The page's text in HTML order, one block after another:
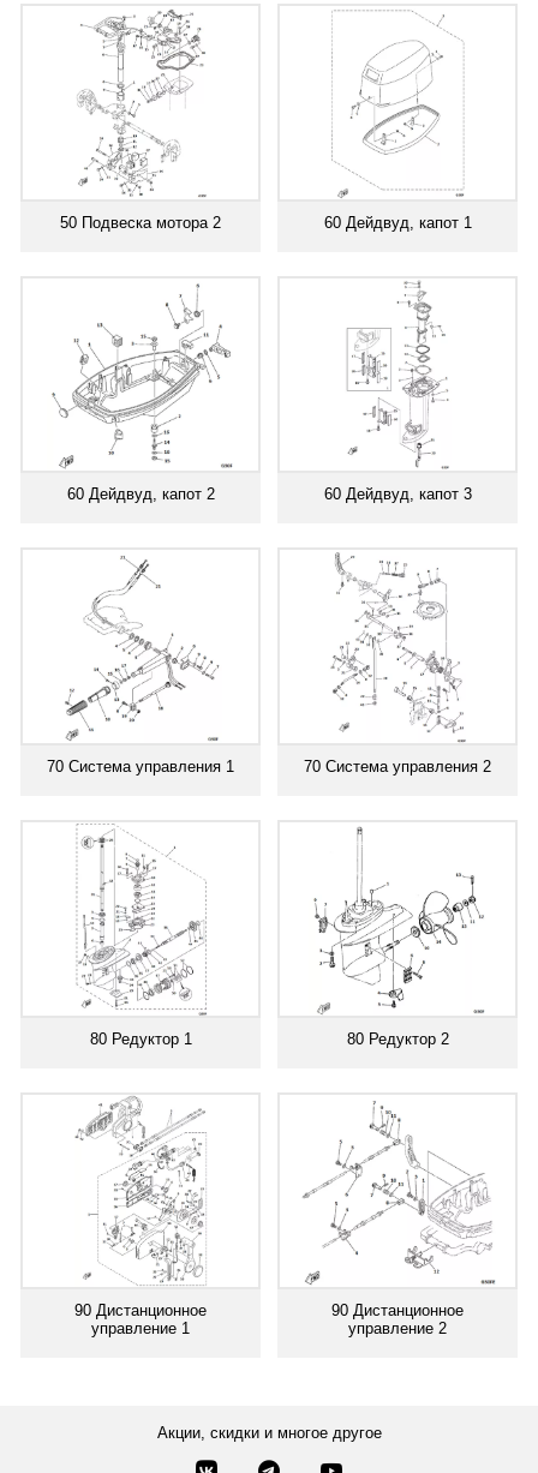
50 Подвеска мотора 2 60 Дейдвуд, капот 1
60 Дейдвуд, капот 2 60 Дейдвуд, капот 3
70 Система управления 1 70 Система управления 2
80 Редуктор 1 80 Редуктор 2
90 Дистанционное
управление 1
90 Дистанционное
управление 2
Акции, скидки и многое другое